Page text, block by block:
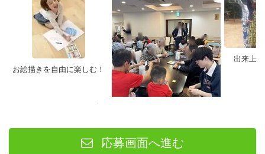
「友達やグループで参加できるボランティアを探してい
「将来のために営業経験を積んでみたいけどインターン
はハードルが高い、、、」
そんなあなた！2024年、CORUNUMでボランティアデ
ビューしてみませんか？
お絵描きを自由に楽しむ！
出来上
応募画面へ進む